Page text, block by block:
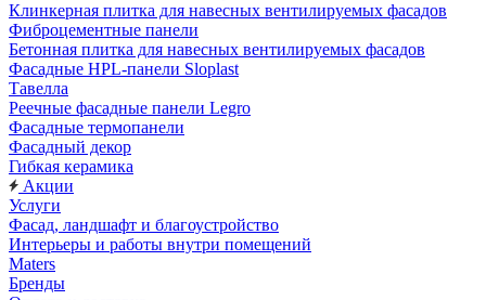
Клинкерная плитка для навесных вентилируемых фасадов
Фиброцементные панели
Бетонная плитка для навесных вентилируемых фасадов
Фасадные HPL-панели Sloplast
Тавелла
Реечные фасадные панели Legro
Фасадные термопанели
Фасадный декор
Гибкая керамика
Акции
Услуги
Фасад, ландшафт и благоустройство
Интерьеры и работы внутри помещений
Maters
Бренды